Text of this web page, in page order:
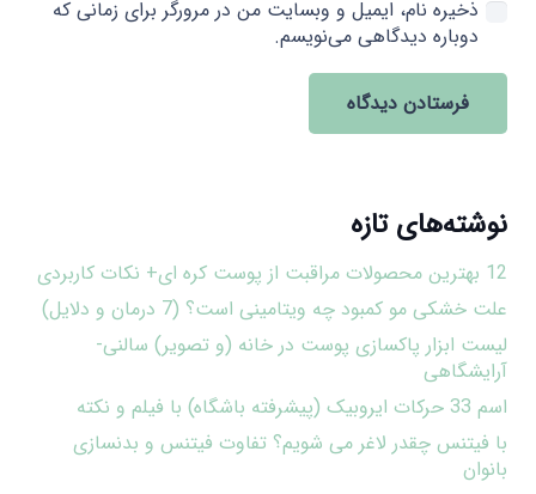
ذخیره نام، ایمیل و وبسایت من در مرورگر برای زمانی که
دوباره دیدگاهی می‌نویسم.
فرستادن دیدگاه
نوشته‌های تازه
12 بهترین محصولات مراقبت از پوست کره ای+ نکات کاربردی
علت خشکی مو کمبود چه ویتامینی است؟ (7 درمان و دلایل)
لیست ابزار پاکسازی پوست در خانه (و تصویر) سالنی-
آرایشگاهی
اسم 33 حرکات ایروبیک (پیشرفته باشگاه) با فیلم و نکته
با فیتنس چقدر لاغر می شویم؟ تفاوت فیتنس و بدنسازی
بانوان